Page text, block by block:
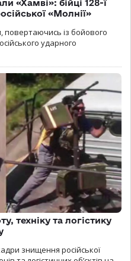
«Хамві»: бійці 128-ї
«Молнії»
повертаючись із бойового
ударного
техніку та логістику
знищення російської